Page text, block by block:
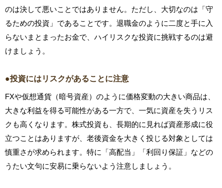
のは決して悪いことではありません。ただし、大切なのは「守
るための投資」であることです。退職金のように二度と手に入
らないまとまったお金で、ハイリスクな投資に挑戦するのは避
けましょう。
●投資にはリスクがあることに注意
FXや仮想通貨（暗号資産）のように価格変動の大きい商品は、
大きな利益を得る可能性がある一方で、一気に資産を失うリス
クも高くなります。株式投資も、長期的に見れば資産形成に役
立つことはありますが、老後資金を大きく投じる対象としては
慎重さが求められます。特に「高配当」「利回り保証」などの
うたい文句に安易に乗らないよう注意しましょう。